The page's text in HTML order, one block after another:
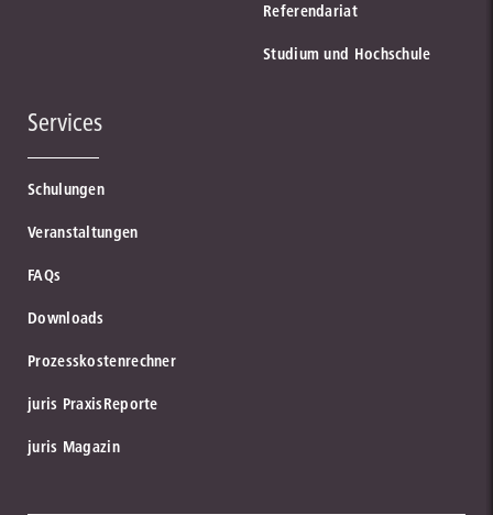
Referendariat
Studium und Hochschule
Services
Schulungen
Veranstaltungen
FAQs
Downloads
Prozesskostenrechner
juris PraxisReporte
juris Magazin